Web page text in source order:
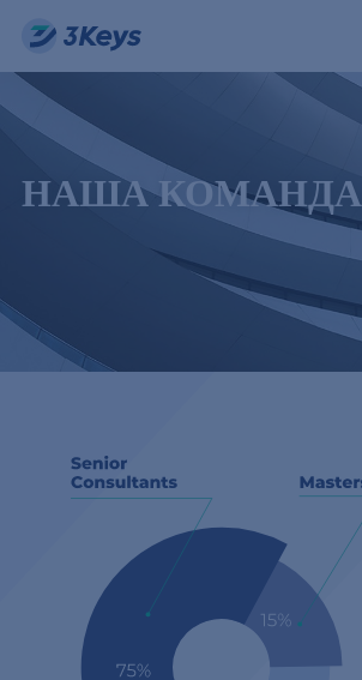
НАША КОМАНДА